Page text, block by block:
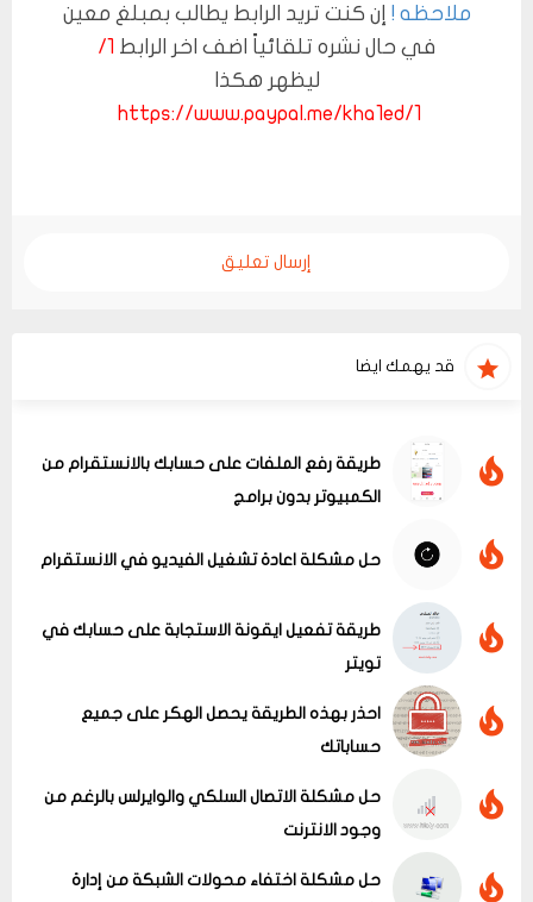
ملاحظه ! إن كنت تريد الرابط يطالب بمبلغ معين
في حال نشره تلقائياً اضف اخر الرابط 1/
ليظهر هكذا
https://www.paypal.me/kha1ed/1
إرسال تعليق
قد يهمك ايضا
طريقة رفع الملفات على حسابك بالانستقرام من
الكمبيوتر بدون برامج
حل مشكلة اعادة تشغيل الفيديو في الانستقرام
طريقة تفعيل ايقونة الاستجابة على حسابك في
تويتر
احذر بهذه الطريقة يحصل الهكر على جميع
حساباتك
حل مشكلة الاتصال السلكي والوايرلس بالرغم من
وجود الانترنت
حل مشكلة اختفاء محولات الشبكة من إدارة